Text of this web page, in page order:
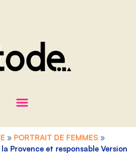
» PORTRAIT DE FEMMES »
Provence et responsable Version